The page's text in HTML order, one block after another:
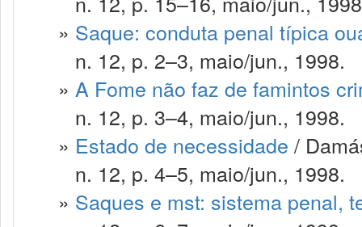
» Saque: conduta penal típica
n. 12, p. 2–3, maio/jun., 1998.
» A Fome não faz de famintos
n. 12, p. 3–4, maio/jun., 1998.
» Estado de necessidade /
n. 12, p. 4–5, maio/jun., 1998.
» Saques e mst: sistema penal,